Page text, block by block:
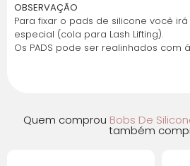
OBSERVAÇÃO
Para fixar o pads de silicone você
especial (cola para Lash Lifting).
Os PADS pode ser realinhados com
Quem comprou Bobs De
também